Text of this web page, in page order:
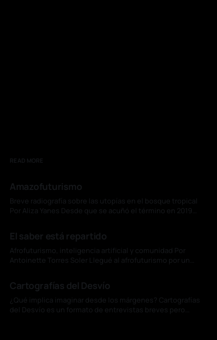
READ MORE
Amazofuturismo
Breve radiografía sobre las utopías en el bosque tropical
Por Aliza Yanes Desde que se acuñó el término en 2019
consolidado en ese país como subgénero de la literatura
de ciencia ficción y
El saber está repartido
Afrofuturismo, inteligencia artificial y comunidad Por
Antoinette Torres Soler Llegué al afrofuturismo por un
deja vivos, por un instante, a un hombre negro y una mujer
blanca. En
Cartografías del Desvío
¿Qué implica imaginar desde los márgenes? Cartografías
del Desvío es un formato de entrevistas breves pero